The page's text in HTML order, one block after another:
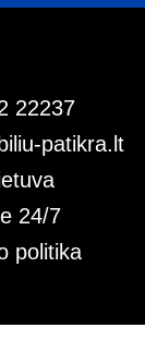
22237
patikra.lt
24/7
politika